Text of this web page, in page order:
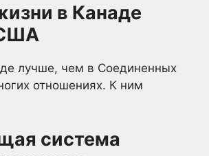
в Канаде
лучше, чем в Соединенных
отношениях. К ним
система